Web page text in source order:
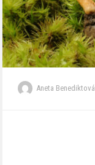
Aneta Benediktová